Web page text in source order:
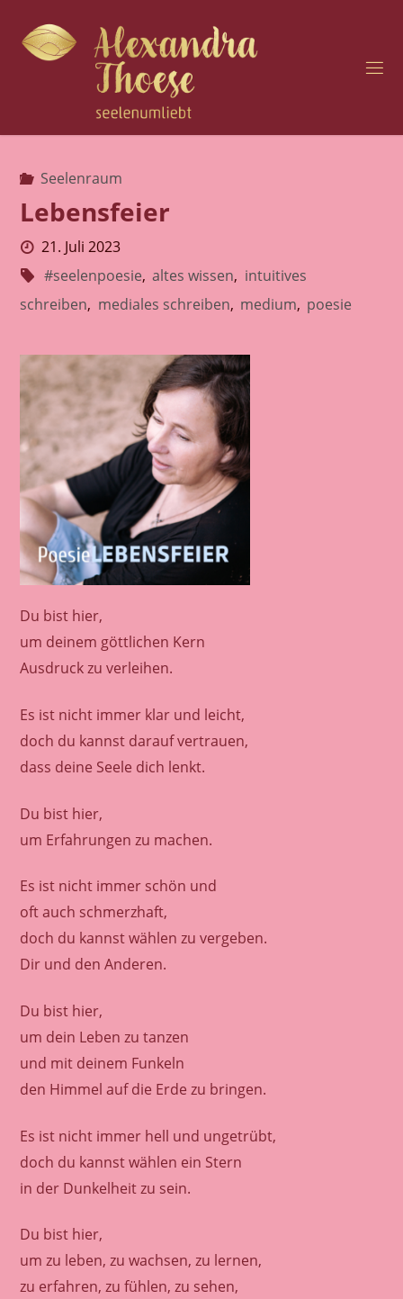
Inhalt
springen
TÄ
TU
Seelenraum
Lebensfeier
21. Juli 2023
#seelenpoesie, altes wissen, intuitives
schreiben, mediales schreiben, medium, poesie
Du bist hier,
um deinem göttlichen Kern
Ausdruck zu verleihen.
Es ist nicht immer klar und leicht,
doch du kannst darauf vertrauen,
dass deine Seele dich lenkt.
Du bist hier,
um Erfahrungen zu machen.
Es ist nicht immer schön und
oft auch schmerzhaft,
doch du kannst wählen zu vergeben.
Dir und den Anderen.
Du bist hier,
um dein Leben zu tanzen
und mit deinem Funkeln
den Himmel auf die Erde zu bringen.
Es ist nicht immer hell und ungetrübt,
doch du kannst wählen ein Stern
in der Dunkelheit zu sein.
Du bist hier,
um zu leben, zu wachsen, zu lernen,
zu erfahren, zu fühlen, zu sehen,